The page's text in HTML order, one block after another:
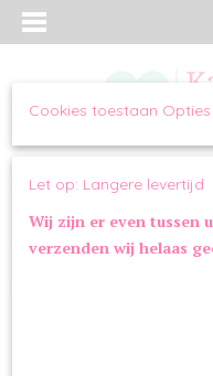
Inloggen
Home>WANDELEN>
Cookies toestaan Opties
Let op: Langere levertijd
Wij zijn er even tussen
verzenden wij helaas